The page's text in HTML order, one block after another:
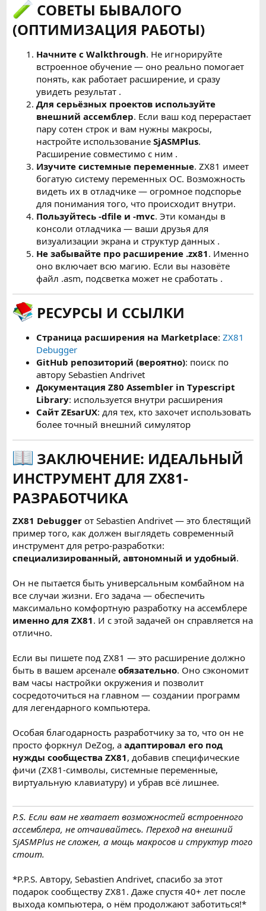
СОВЕТЫ БЫВАЛОГО
(ОПТИМИЗАЦИЯ РАБОТЫ)
Начните с Walkthrough. Не игнорируйте
встроенное обучение — оно реально помогает
понять, как работает расширение, и сразу
увидеть результат .
Для серьёзных проектов используйте
внешний ассемблер. Если ваш код перерастает
пару сотен строк и вам нужны макросы,
настройте использованиеSjASMPlus.
Расширение совместимо с ним .
Изучите системные переменные. ZX81 имеет
богатую систему переменных ОС. Возможность
видеть их в отладчике — огромное подспорье
для понимания того, что происходит внутри.
Пользуйтесь -dfile и -mvc. Эти команды в
консоли отладчика — ваши друзья для
визуализации экрана и структур данных .
Не забывайте про расширение .zx81. Именно
оно включает всю магию. Если вы назовёте
файл .asm, подсветка может не сработать .
РЕСУРСЫ И ССЫЛКИ
Страница расширения на Marketplace:ZX81
Debugger
GitHub репозиторий (вероятно): поиск по
автору Sebastien Andrivet
Документация Z80 Assembler in Typescript
Library: используется внутри расширения
Сайт ZEsarUX: для тех, кто захочет использовать
более точный внешний симулятор
ЗАКЛЮЧЕНИЕ: ИДЕАЛЬНЫЙ
ИНСТРУМЕНТ ДЛЯ ZX81-
РАЗРАБОТЧИКА
ZX81 Debugger от Sebastien Andrivet — это блестящий
пример того, как должен выглядеть современный
инструмент для ретро-разработки:
специализированный, автономный и удобный.
Он не пытается быть универсальным комбайном на
все случаи жизни. Его задача — обеспечить
максимально комфортную разработку на ассемблере
именно для ZX81. И с этой задачей он справляется на
отлично.
Если вы пишете под ZX81 — это расширение должно
быть в вашем арсеналеобязательно. Оно сэкономит
вам часы настройки окружения и позволит
сосредоточиться на главном — создании программ
для легендарного компьютера.
Особая благодарность разработчику за то, что он не
просто форкнул DeZog, аадаптировал его под
нужды сообщества ZX81, добавив специфические
фичи (ZX81-символы, системные переменные,
виртуальную клавиатуру) и убрав всё лишнее.
P.S. Если вам не хватает возможностей встроенного
ассемблера, не отчаивайтесь. Переход на внешний
SjASMPlus не сложен, а мощь макросов и структур того
стоит.
*P.P.S. Автору, Sebastien Andrivet, спасибо за этот
подарок сообществу ZX81. Даже спустя 40+ лет после
выхода компьютера, о нём продолжают заботиться!*